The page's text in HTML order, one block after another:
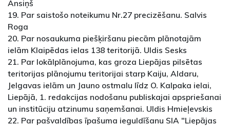
Ansiņš
19. Par saistošo noteikumu Nr.27 precizēšanu. Salvis
Roga
20. Par nosaukuma piešķiršanu piecām plānotajām
ielām Klaipēdas ielas 138 teritorijā. Uldis Sesks
21. Par lokālplānojuma, kas groza Liepājas pilsētas
teritorijas plānojumu teritorijai starp Kaiju, Aldaru,
Jelgavas ielām un Jauno ostmalu līdz O. Kalpaka ielai,
Liepājā, 1. redakcijas nodošanu publiskajai apspriešanai
un institūciju atzinumu saņemšanai. Uldis Hmieļevskis
22. Par pašvaldības īpašuma ieguldīšanu SIA "Liepājas